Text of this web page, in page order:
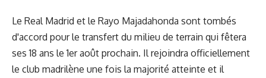
Le Real Madrid et le Rayo Majadahonda sont tombés
d'accord pour le transfert du milieu de terrain qui fêtera
ses 18 ans le 1er août prochain. Il rejoindra officiellement
le club madrilène une fois la majorité atteinte et il